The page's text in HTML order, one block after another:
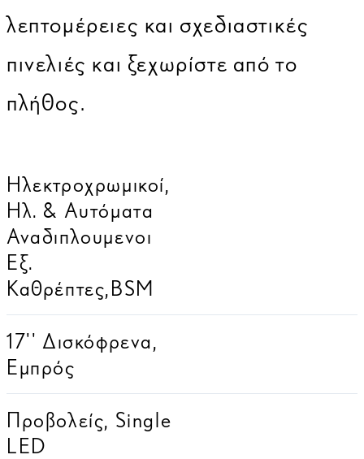
λεπτομέρειες και σχεδιαστικές
πινελιές και ξεχωρίστε από το
πλήθος.
Ηλεκτροχρωμικοί,
Ηλ. & Αυτόματα
Αναδιπλουμενοι
Εξ.
Καθρέπτες,BSM
17'' Δισκόφρενα,
Εμπρός
Προβολείς, Single
LED